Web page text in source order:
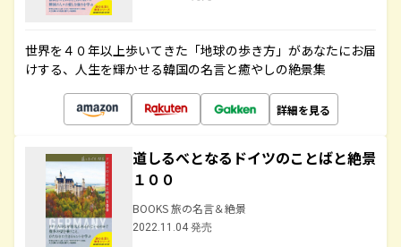
世界を４０年以上歩いてきた「地球の歩き方」があなたにお届
けする、人生を輝かせる韓国の名言と癒やしの絶景集
詳細を見る
道しるべとなるドイツのことばと絶景
１００
BOOKS 旅の名言＆絶景
2022.11.04 発売